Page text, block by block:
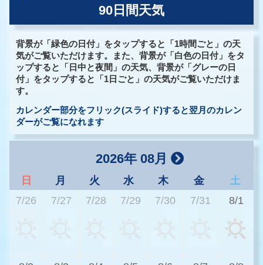
90日間天気
背景が「緑色の日付」をタップすると「1時間ごと」の天
気がご覧いただけます。また、背景が「白色の日付」をタ
ップすると「日中と夜間」の天気、背景が「グレーの日
付」をタップすると「1日ごと」の天気がご覧いただけま
す。
カレンダー部分をフリック(スライド)すると翌月のカレン
ダーがご覧になれます
2026年 08月
日 月 火 水 木 金
土
7/26
7/27 7/28 7/29 7/30 7/31 8/1